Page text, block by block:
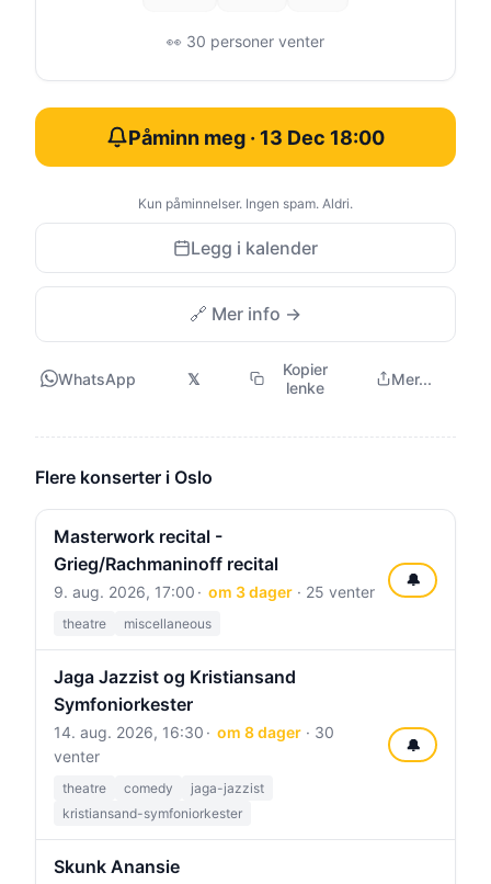
👀 30 personer venter
Påminn meg · 13 Dec 18:00
Kun påminnelser. Ingen spam. Aldri.
Legg i kalender
🔗 Mer info →
WhatsApp 𝕏
Kopier
lenke
Mer...
Flere konserter i Oslo
Masterwork recital -
Grieg/Rachmaninoff recital
9. aug. 2026, 17:00 om 3 dager· 25 venter
theatre miscellaneous
🔔
Jaga Jazzist og Kristiansand
Symfoniorkester
14. aug. 2026, 16:30 om 8 dager· 30
venter
theatre comedy
jaga-jazzist
kristiansand-symfoniorkester
🔔
Skunk Anansie